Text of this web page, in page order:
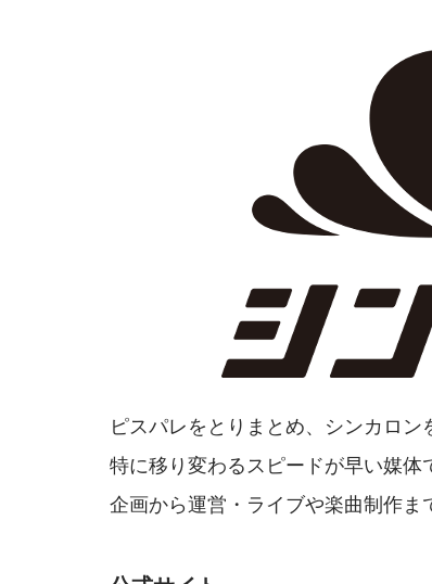
ピスパレをとりまとめ、シンカロ
特に移り変わるスピードが早い媒体
企画から運営・ライブや楽曲制作ま